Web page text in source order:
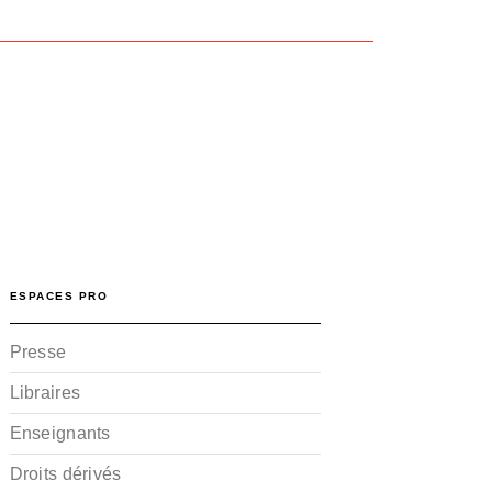
ESPACES PRO
Presse
Libraires
Enseignants
Droits dérivés